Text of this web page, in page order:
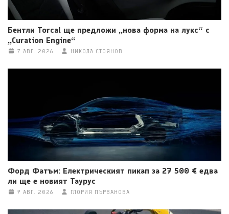
Бентли Torcal ще предложи „нова форма на лукс“ с
„Curation Engine“
7 АВГ. 2026 НИКОЛА СТОЯНОВ
Форд Фатъм: Електрическият пикап за 27 500 € едва
ли ще е новият Таурус
7 АВГ. 2026 ГЛОРИЯ ПЪРВАНОВА